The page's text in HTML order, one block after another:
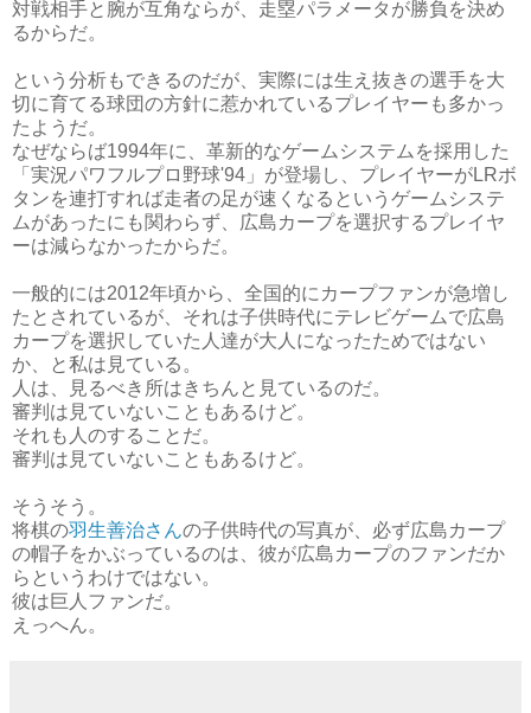
対戦相手と腕が互角ならが、走塁パラメータが勝負を決め
るからだ。
という分析もできるのだが、実際には生え抜きの選手を大
切に育てる球団の方針に惹かれているプレイヤーも多かっ
たようだ。
なぜならば1994年に、革新的なゲームシステムを採用した
「実況パワフルプロ野球'94」が登場し、プレイヤーがLRボ
タンを連打すれば走者の足が速くなるというゲームシステ
ムがあったにも関わらず、広島カープを選択するプレイヤ
ーは減らなかったからだ。
一般的には2012年頃から、全国的にカープファンが急増し
たとされているが、それは子供時代にテレビゲームで広島
カープを選択していた人達が大人になったためではない
か、と私は見ている。
人は、見るべき所はきちんと見ているのだ。
審判は見ていないこともあるけど。
それも人のすることだ。
審判は見ていないこともあるけど。
そうそう。
将棋の羽生善治さんの子供時代の写真が、必ず広島カープ
の帽子をかぶっているのは、彼が広島カープのファンだか
らというわけではない。
彼は巨人ファンだ。
えっへん。